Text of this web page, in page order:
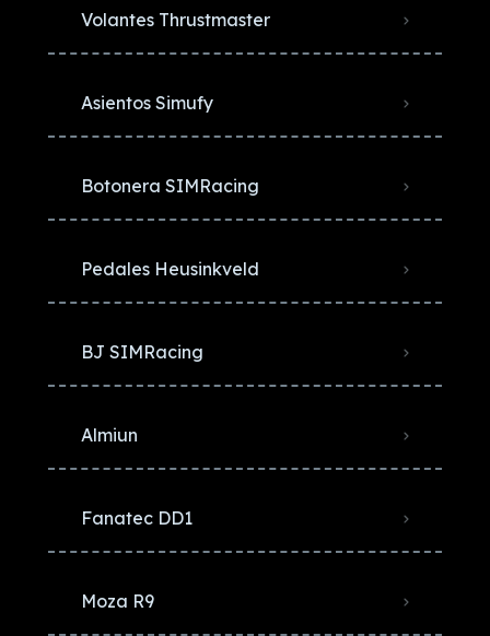
Volantes Thrustmaster
Asientos Simufy
Botonera SIMRacing
Pedales Heusinkveld
BJ SIMRacing
Almiun
Fanatec DD1
Moza R9